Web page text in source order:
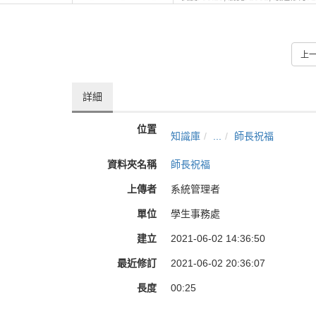
上
詳細
位置
知識庫 師長祝福
資料夾名稱 師長祝福
上傳者 系統管理者
單位 學生事務處
建立 2021-06-02 14:36:50
最近修訂 2021-06-02 20:36:07
長度 00:25